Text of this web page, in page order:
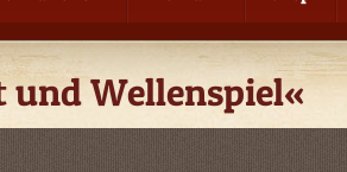
und Wellenspiel«